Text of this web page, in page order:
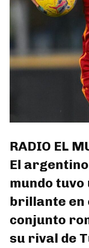
RADIO EL
El
mundo
brillante en
conjunto
su rival de